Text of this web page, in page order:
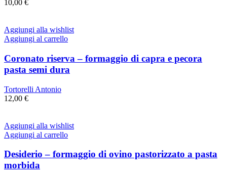
10,00 €
Aggiungi alla wishlist
Aggiungi al carrello
Coronato riserva – formaggio di capra e pecora
pasta semi dura
Tortorelli Antonio
12,00 €
Aggiungi alla wishlist
Aggiungi al carrello
Desiderio – formaggio di ovino pastorizzato a pasta
morbida